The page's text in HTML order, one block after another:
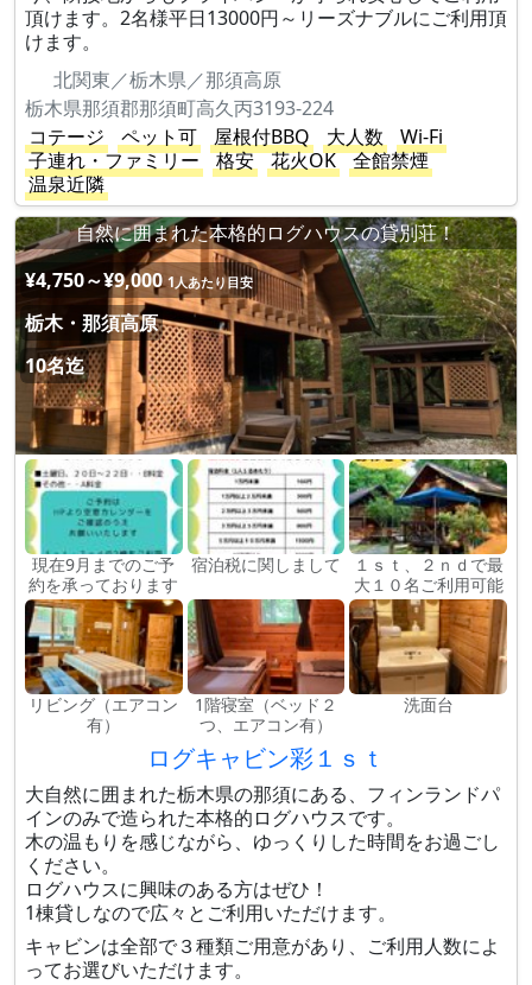
頂けます。2名様平日13000円～リーズナブルにご利用頂
けます。
北関東／栃木県／那須高原
栃木県那須郡那須町高久丙3193-224
コテージ
ペット可 屋根付BBQ 大人数
Wi-Fi
子連れ・ファミリー
格安 花火OK
全館禁煙
温泉近隣
自然に囲まれた本格的ログハウスの貸別荘！
¥4,750～¥9,000 1人あたり目安
栃木・那須高原
10名迄
現在9月までのご予
約を承っております
宿泊税に関しまして
１ｓｔ、２ｎｄで最
大１０名ご利用可能
リビング（エアコン
有）
1階寝室（ベッド２
つ、エアコン有）
洗面台
ログキャビン彩１ｓｔ
大自然に囲まれた栃木県の那須にある、フィンランドパ
インのみで造られた本格的ログハウスです。
木の温もりを感じながら、ゆっくりした時間をお過ごし
ください。
ログハウスに興味のある方はぜひ！
1棟貸しなので広々とご利用いただけます。
キャビンは全部で３種類ご用意があり、ご利用人数によ
ってお選びいただけます。